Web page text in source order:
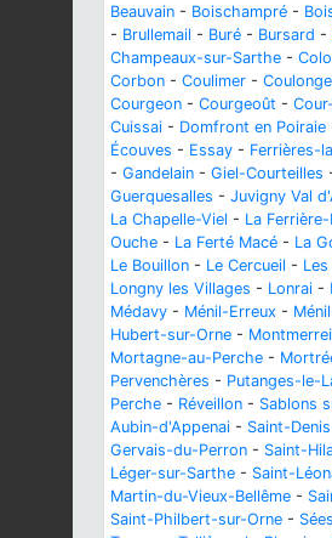
Beauvain - Boischampré -
- Brullemail - Buré - Bursard -
Champeaux-sur-Sarthe -
Corbon - Coulimer -
Courgeon - Courgeoût -
Cuissai - Domfront en Poiraie
Écouves - Essay - Ferrières-
- Gandelain - Giel-Courteilles
Guerquesalles - Juvigny Val
La Chapelle-Viel - La
Ouche - La Ferté Macé - La
Le Bouillon - Le Cercueil -
Longny les Villages - Lonrai -
Médavy - Ménil-Erreux -
Hubert-sur-Orne - Montmerrei
Mortagne-au-Perche -
Pervenchères - Putanges-le-
Perche - Réveillon - Sablons
Aubin-d'Appenai - Saint-
Gervais-du-Perron - Saint-
Léger-sur-Sarthe - Saint-
Martin-du-Vieux-Bellême -
Saint-Philbert-sur-Orne - Sées